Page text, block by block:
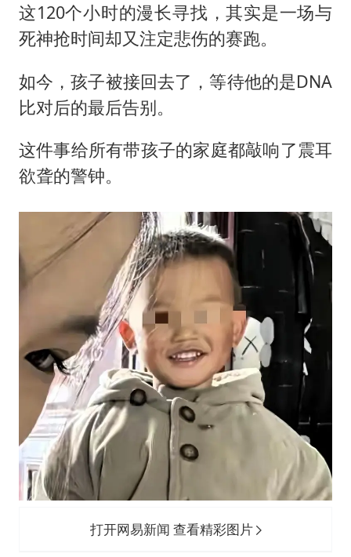
这120个小时的漫长寻找，其实是一场与
死神抢时间却又注定悲伤的赛跑。
如今，孩子被接回去了，等待他的是DNA
比对后的最后告别。
这件事给所有带孩子的家庭都敲响了震耳
欲聋的警钟。
打开网易新闻 查看精彩图片